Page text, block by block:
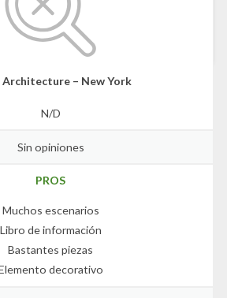
Architecture – New York
N/D
Sin opiniones
PROS
Muchos escenarios
Libro de información
Bastantes piezas
decorativo